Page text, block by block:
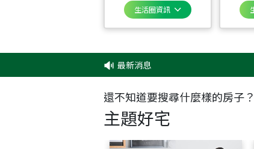
生活圈資訊
最新消息
還不知道要搜尋什麼樣的房子
主題好宅